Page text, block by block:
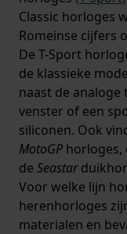
Classic horloges
Romeinse cijfers
De T-Sport
de klassieke
naast de analoge
venster of een
siliconen. Ook
MotoGP horloges,
de Seastar
Voor welke lijn
herenhorloges
materialen en